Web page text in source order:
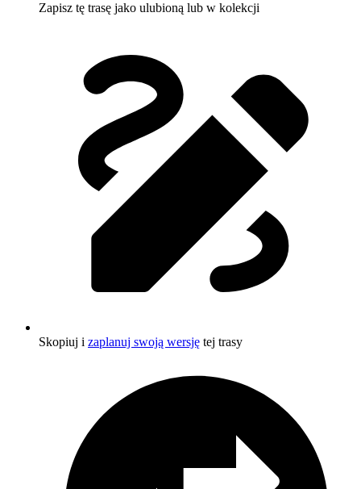
Zapisz tę trasę jako ulubioną lub w kolekcji
Skopiuj i zaplanuj swoją wersję tej trasy